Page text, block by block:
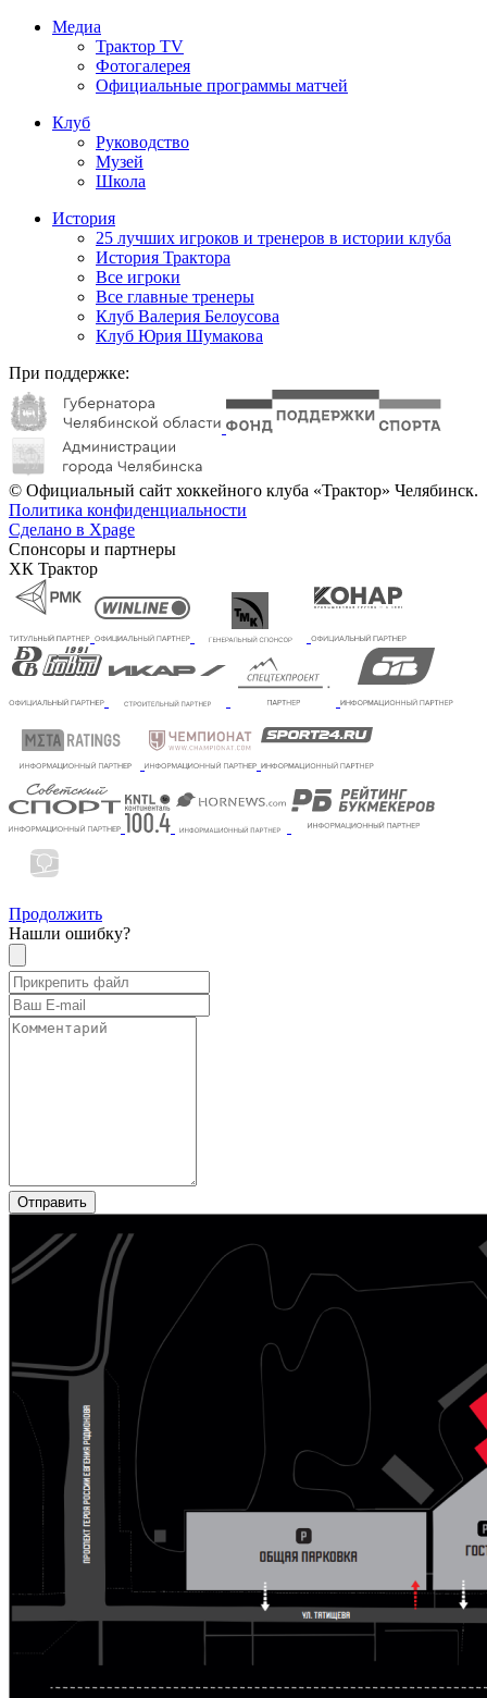
Медиа
Трактор TV
Фотогалерея
Официальные программы матчей
Клуб
Руководство
Музей
Школа
История
25 лучших игроков и тренеров в истории клуба
История Трактора
Все игроки
Все главные тренеры
Клуб Валерия Белоусова
Клуб Юрия Шумакова
При поддержке:
© Официальный сайт хоккейного клуба «Трактор» Челябинск.
Политика конфиденциальности
Сделано в Xpage
Спонсоры и партнеры
ХК Трактор
Продолжить
Нашли ошибку?